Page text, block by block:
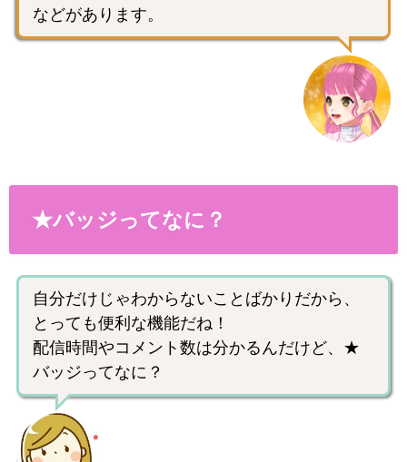
などがあります。
★バッジってなに？
自分だけじゃわからないことばかりだから、
とっても便利な機能だね！
配信時間やコメント数は分かるんだけど、★
バッジってなに？